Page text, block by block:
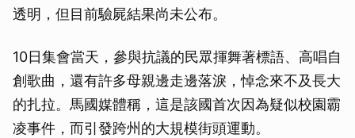
透明，但目前驗屍結果尚未公布。
10日集會當天，參與抗議的民眾揮舞著標語、高唱自
創歌曲，還有許多母親邊走邊落淚，悼念來不及長大
的扎拉。馬國媒體稱，這是該國首次因為疑似校園霸
凌事件，而引發跨州的大規模街頭運動。